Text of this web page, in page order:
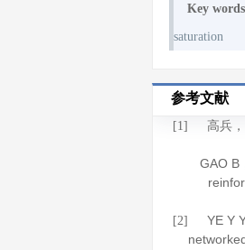
Key words
saturation
参考文献
[1] 高兵
GAO B
[2]
YE Y